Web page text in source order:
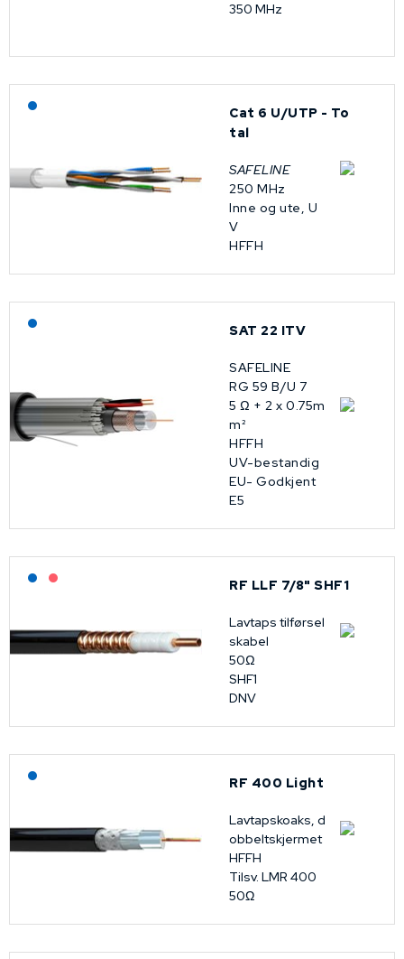
350 MHz
Cat 6 U/UTP - To
tal
SAFELINE
250 MHz
Inne og ute, U
V
HFFH
SAT 22 ITV
SAFELINE
RG 59 B/U 7
5 Ω + 2 x 0.75m
m²
HFFH
UV-bestandig
EU- Godkjent
E5
Lagerført: NEK Kabel
RF LLF 7/8" SHF1
Lavtaps tilførsel
skabel
50Ω
SHF1
DNV
RF 400 Light
Lavtapskoaks, d
obbeltskjermet
HFFH
Tilsv. LMR 400
50Ω